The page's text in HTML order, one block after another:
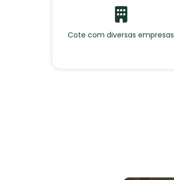
Cote com diversas empresas